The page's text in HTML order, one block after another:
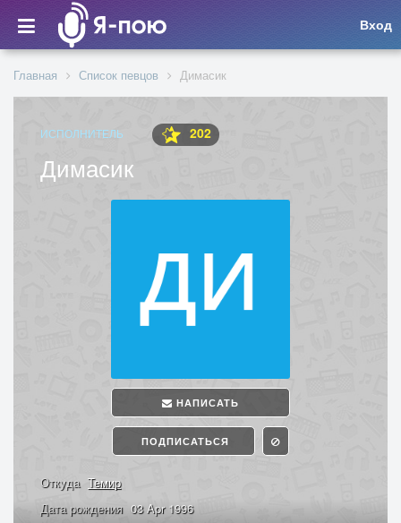
Вход
Главная Список певцов Димасик
ИСПОЛНИТЕЛЬ 202
Димасик
НАПИСАТЬ
ПОДПИСАТЬСЯ
Откуда Темир
Дата рождения 03 Apr 1996